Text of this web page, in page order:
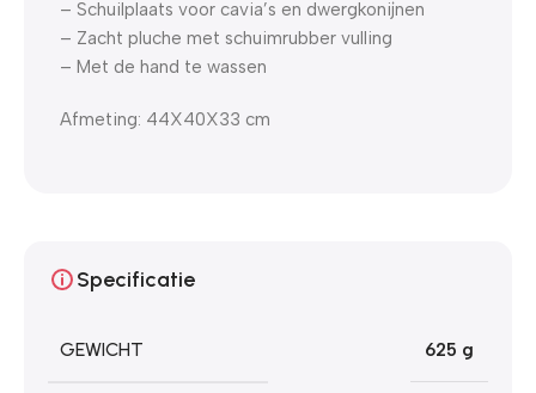
– Schuilplaats voor cavia’s en dwergkonijnen
– Zacht pluche met schuimrubber vulling
– Met de hand te wassen
Afmeting: 44X40X33 cm
Specificatie
GEWICHT 625 g